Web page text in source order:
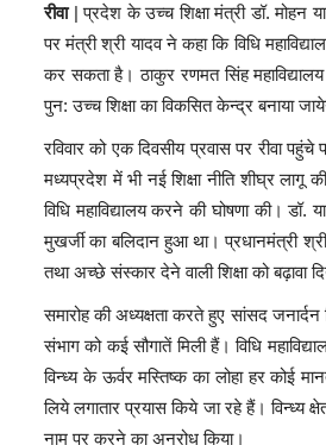
रीवा | प्रदेश के उच्च शिक्षा मंत्री डॉ. मोहन
पर मंत्री श्री यादव ने कहा कि विधि
कर सकता है। ठाकुर रणमत सिंह
पुन: उच्च शिक्षा का विकसित केन्द्र बनाया
रविवार को एक दिवसीय प्रवास पर रीवा
मध्यप्रदेश में भी नई शिक्षा नीति शीघ्र लागू
विधि महाविद्यालय करने की घोषणा की।
मुखर्जी का बलिदान हुआ था। प्रधानमंत्री
तथा अच्छे संस्कार देने वाली शिक्षा को बढ़ावा
समारोह की अध्यक्षता करते हुए सांसद
संभाग को कई सौगातें मिली हैं। विधि
विन्ध्य के ऊर्वर मस्तिष्क का लोहा हर कोई
लिये लगातार प्रयास किये जा रहे हैं। विन्ध्य
नाम पर करने का अनुरोध किया।